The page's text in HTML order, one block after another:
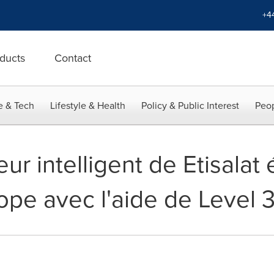
Contact
& Tech Lifestyle & Health Policy & Public Interest
intelligent de Etisalat
avec l'aide de Level